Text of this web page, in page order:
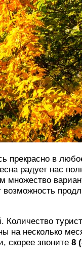
прекрасно в
радует нас
множество
возможность
на несколько
скорее звоните 8